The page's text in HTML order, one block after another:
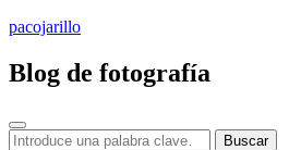
Saltar
contenido
pacojarillo
Blog de fotografía
Buscar
Buscar:
Buscar